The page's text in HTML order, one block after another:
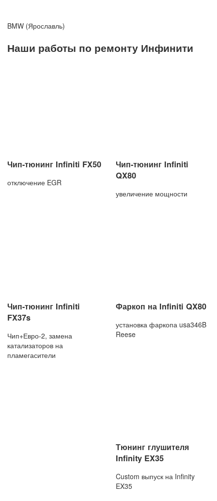
BMW (Ярославль)
Наши работы по ремонту Инфинити
Чип-тюнинг Infiniti FX50
отключение EGR
Чип-тюнинг Infiniti
QX80
увеличение мощности
Чип-тюнинг Infiniti
FX37s
Чип+Евро-2, замена
катализаторов на
пламегасители
Фаркоп на Infiniti QX80
установка фаркопа usa346B
Reese
Тюнинг глушителя
Infinity EX35
Custom выпуск на Infinity
EX35